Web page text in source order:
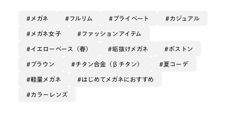
サングラスすぎないのでちょっと眩しさも防ぎたいけれ
どもサングラスぽすぎるのは困ってしまう！という方に
は是非お勧めしたいレンズです！
フレームとの相性もバッチリでトレンド感もあり、優し
い印象にできます！
最初の一本にも是非おすすめしたい一本なのでお試しく
メガネ フルリム プライベート カジュアル
メガネ女子 ファッションアイテム
イエローベース（春） 垢抜けメガネ ボストン
ブラウン チタン合金（βチタン） 夏コーデ
軽量メガネ はじめてメガネにおすすめ
カラーレンズ